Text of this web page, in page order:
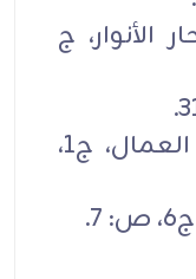
الأنوار، ج
110- المتقي الهندي، كنز العمال، ج1،